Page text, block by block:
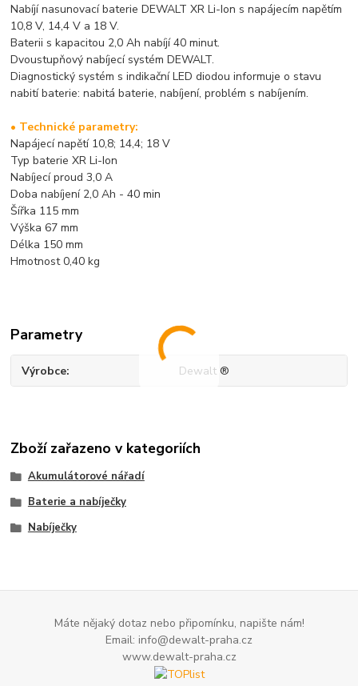
Nabíjí nasunovací baterie DEWALT XR Li-Ion s napájecím napětím
10,8 V, 14,4 V a 18 V.
Baterii s kapacitou 2,0 Ah nabíjí 40 minut.
Dvoustupňový nabíjecí systém DEWALT.
Diagnostický systém s indikační LED diodou informuje o stavu
nabití baterie: nabitá baterie, nabíjení, problém s nabíjením.
• Technické parametry:
Napájecí napětí 10,8; 14,4; 18 V
Typ baterie XR Li-Ion
Nabíjecí proud 3,0 A
Doba nabíjení 2,0 Ah - 40 min
Šířka 115 mm
Výška 67 mm
Délka 150 mm
Hmotnost 0,40 kg
Parametry
Výrobce Dewalt ®
Zboží zařazeno v kategoriích
Akumulátorové nářadí
Baterie a nabíječky
Nabíječky
Máte nějaký dotaz nebo připomínku, napište nám!
Email: info@dewalt-praha.cz
www.dewalt-praha.cz